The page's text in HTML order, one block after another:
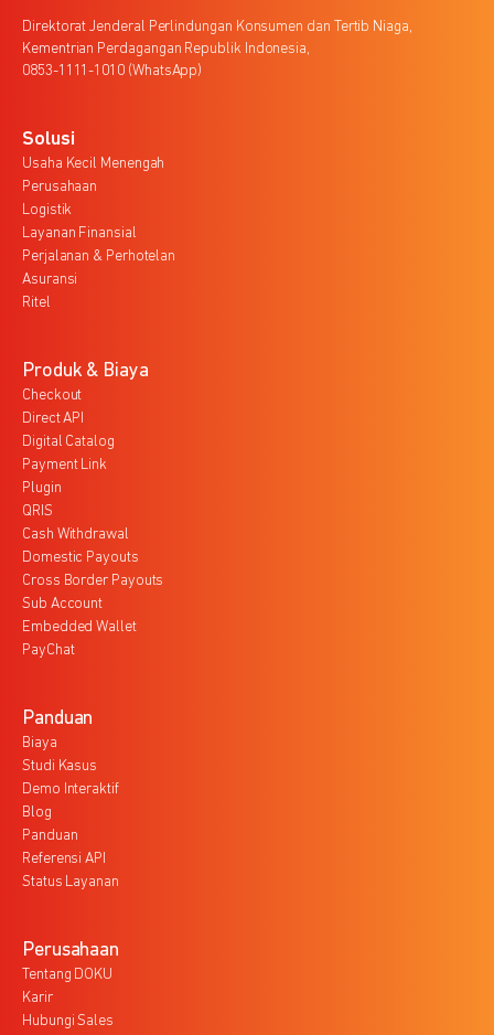
Direktorat Jenderal Perlindungan Konsumen dan Tertib Niaga,
Kementrian Perdagangan Republik Indonesia,
0853-1111-1010 (WhatsApp)
Solusi
Usaha Kecil Menengah
Perusahaan
Logistik
Layanan Finansial
Perjalanan & Perhotelan
Asuransi
Ritel
Produk & Biaya
Checkout
Direct API
Digital Catalog
Payment Link
Plugin
QRIS
Cash Withdrawal
Domestic Payouts
Cross Border Payouts
Sub Account
Embedded Wallet
PayChat
Panduan
Biaya
Studi Kasus
Demo Interaktif
Blog
Panduan
Referensi API
Status Layanan
Perusahaan
Tentang DOKU
Karir
Hubungi Sales